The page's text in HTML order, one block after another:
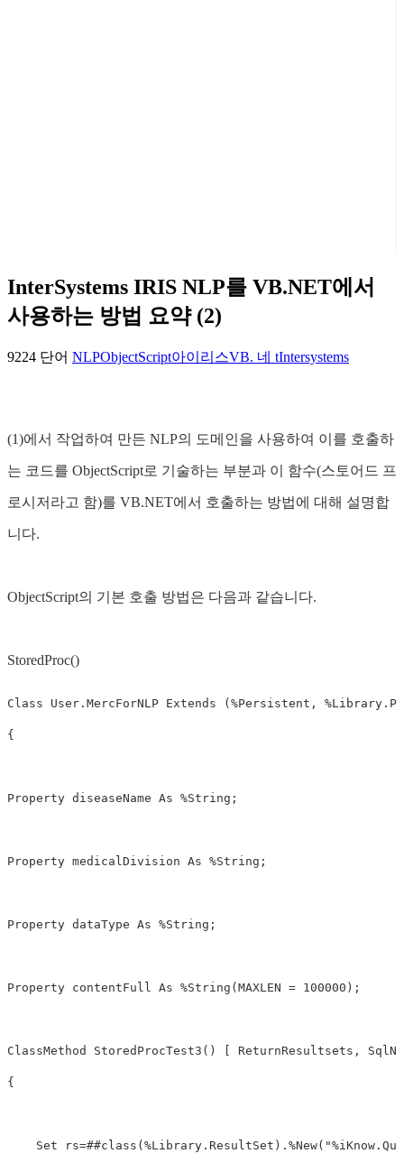
InterSystems IRIS NLP를 VB.NET에서
사용하는 방법 요약 (2)
9224 단어 NLPObjectScript아이리스VB. 네 tIntersystems
(1)에서 작업하여 만든 NLP의 도메인을 사용하여 이를 호출하
는 코드를 ObjectScript로 기술하는 부분과 이 함수(스토어드 프
로시저라고 함)를 VB.NET에서 호출하는 방법에 대해 설명합
니다.
ObjectScript의 기본 호출 방법은 다음과 같습니다.
StoredProc()
Class User . MercForNLP Extends ( %Persistent , %Library .
{
Property diseaseName As %String ;
Property medicalDivision As %String ;
Property dataType As %String ;
Property contentFull As %String ( MAXLEN = 100000 ) ;
ClassMethod StoredProcTest3 () ReturnResultsets ,
{
Set rs=##class ( %Library . ResultSet ). %New(